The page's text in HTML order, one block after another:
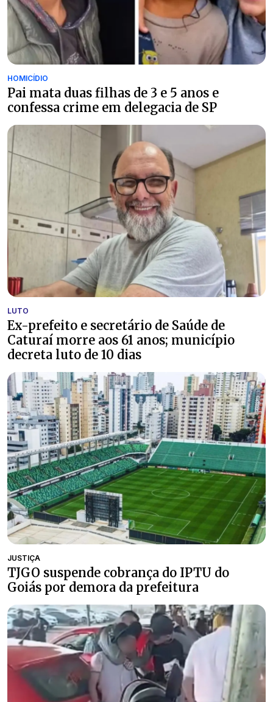
HOMICÍDIO
Pai mata duas filhas de 3 e 5 anos e
confessa crime em delegacia de SP
LUTO
Ex-prefeito e secretário de Saúde de
Caturaí morre aos 61 anos; município
decreta luto de 10 dias
JUSTIÇA
TJGO suspende cobrança do IPTU do
Goiás por demora da prefeitura